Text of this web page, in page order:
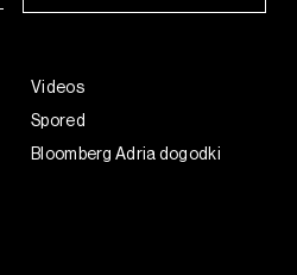
Videos
Spored
Bloomberg Adria dogodki